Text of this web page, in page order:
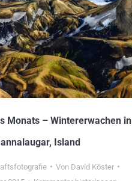
Monats – Wintererwachen in
Island
Von David Köster